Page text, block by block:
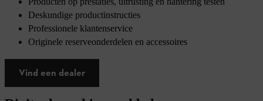
Deskundige productinstructies
Professionele klantenservice
Originele reserveonderdelen en accessoires
Vind een dealer